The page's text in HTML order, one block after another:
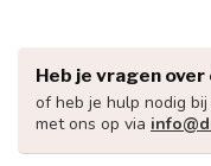
Heb je vragen
of heb je hulp nodig
met ons op via